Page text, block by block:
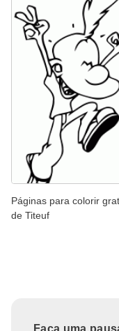
Páginas para colorir
de Titeuf